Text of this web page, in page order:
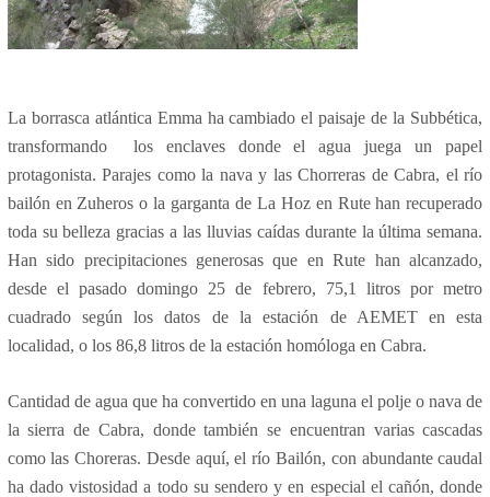
La borrasca atlántica Emma ha cambiado el paisaje de la Subbética,
transformando
los enclaves donde el agua juega un papel
protagonista. Parajes como la nava y las Chorreras de Cabra, el río
bailón en Zuheros o la garganta de La Hoz en Rute han recuperado
toda su belleza gracias a las lluvias caídas durante la última semana.
Han sido precipitaciones generosas que en Rute han alcanzado,
desde el pasado domingo 25 de febrero, 75,1 litros por metro
cuadrado según los datos de la estación de AEMET en esta
localidad, o los 86,8 litros de la estación homóloga en Cabra.
Cantidad de agua que ha convertido en una laguna el polje o nava de
la sierra de Cabra, donde también se encuentran varias cascadas
como las Choreras. Desde aquí, el río Bailón, con abundante caudal
ha dado vistosidad a todo su sendero y en especial el cañón, donde